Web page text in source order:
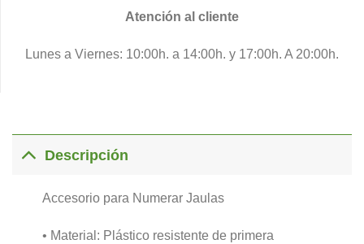
Atención al cliente
Lunes a Viernes: 10:00h. a 14:00h. y 17:00h. A 20:00h.
Descripción
Accesorio para Numerar Jaulas
• Material: Plástico resistente de primera